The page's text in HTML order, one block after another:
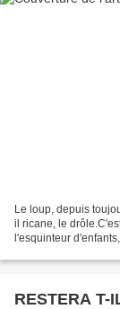
Le loup, depuis
il ricane, le
l'esquinteur
RESTERA T-